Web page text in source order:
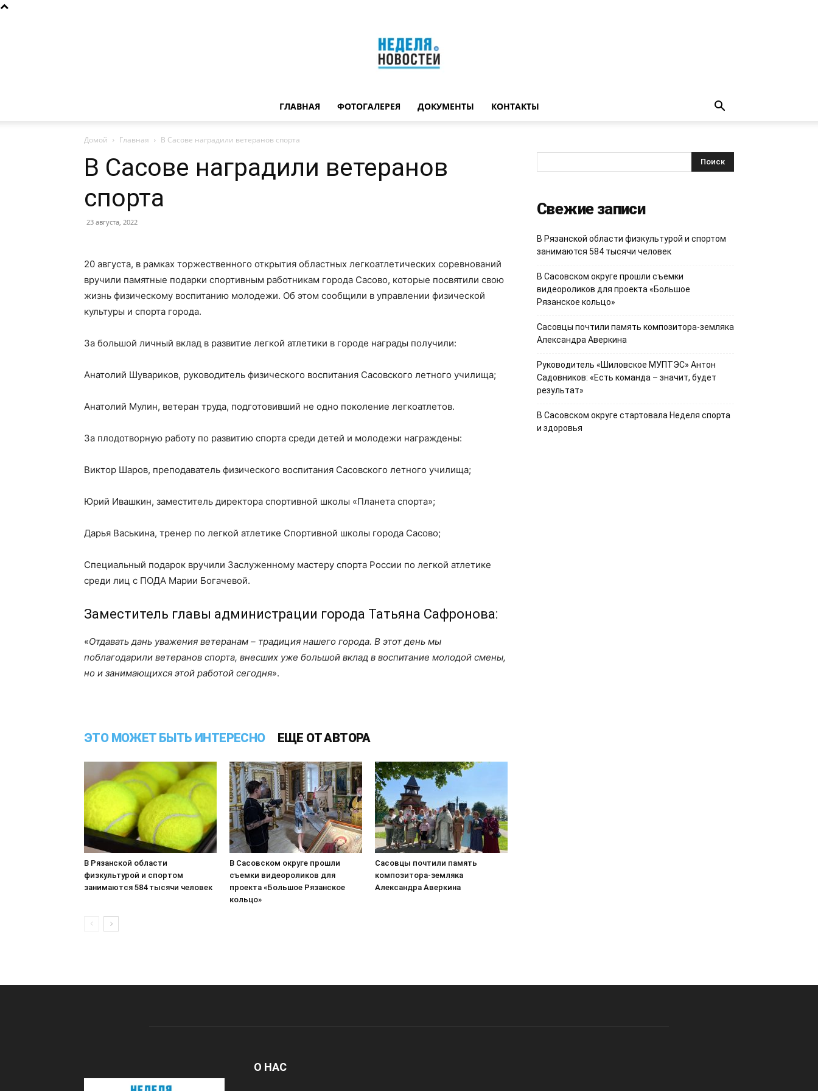
ГЛАВНАЯ ФОТОГАЛЕРЕЯ ДОКУМЕНТЫ КОНТАКТЫ
Домой Главная В Сасове наградили ветеранов спорта
В Сасове наградили ветеранов
спорта
23 августа, 2022
20 августа, в рамках торжественного открытия областных легкоатлетических соревнований
вручили памятные подарки спортивным работникам города Сасово, которые посвятили свою
жизнь физическому воспитанию молодежи. Об этом сообщили в управлении физической
культуры и спорта города.
За большой личный вклад в развитие легкой атлетики в городе награды получили:
Анатолий Шувариков, руководитель физического воспитания Сасовского летного училища;
Анатолий Мулин, ветеран труда, подготовивший не одно поколение легкоатлетов.
За плодотворную работу по развитию спорта среди детей и молодежи награждены:
Виктор Шаров, преподаватель физического воспитания Сасовского летного училища;
Юрий Ивашкин, заместитель директора спортивной школы «Планета спорта»;
Дарья Васькина, тренер по легкой атлетике Спортивной школы города Сасово;
Специальный подарок вручили Заслуженному мастеру спорта России по легкой атлетике
среди лиц с ПОДА Марии Богачевой.
Заместитель главы администрации города Татьяна Сафронова:
«Отдавать дань уважения ветеранам – традиция нашего города. В этот день мы
поблагодарили ветеранов спорта, внесших уже большой вклад в воспитание молодой смены,
но и занимающихся этой работой сегодня».
ЭТО МОЖЕТ БЫТЬ ИНТЕРЕСНО ЕЩЕ ОТ АВТОРА
В Рязанской области
физкультурой и спортом
занимаются 584 тысячи человек
В Сасовском округе прошли
съемки видеороликов для
проекта «Большое Рязанское
кольцо»
Сасовцы почтили память
композитора-земляка
Александра Аверкина
Свежие записи
В Рязанской области физкультурой и спортом
занимаются 584 тысячи человек
В Сасовском округе прошли съемки
видеороликов для проекта «Большое
Рязанское кольцо»
Сасовцы почтили память композитора-земляка
Александра Аверкина
Руководитель «Шиловское МУПТЭС» Антон
Садовников: «Есть команда – значит, будет
результат»
В Сасовском округе стартовала Неделя спорта
и здоровья
О НАС